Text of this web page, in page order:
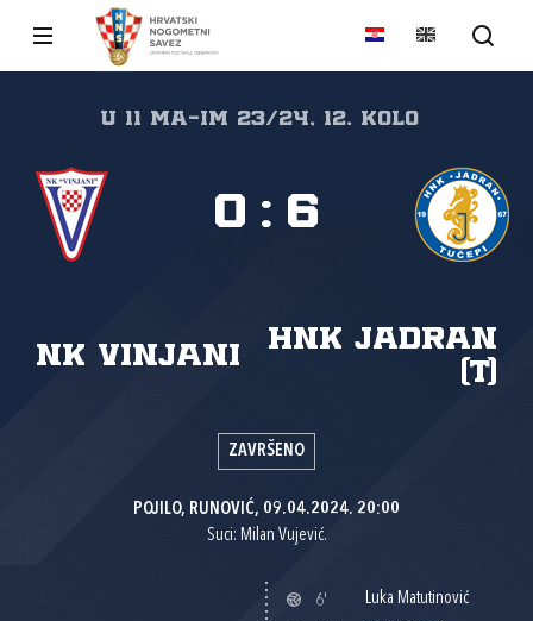
U 11 MA-IM 23/24, 12. kolo
NK Vinjani
HNK Jadran
(T)
0 : 6
ZAVRŠENO
POJILO, RUNOVIĆ, 09.04.2024. 20:00
Suci: Milan Vujević.
6'
Luka Matutinović